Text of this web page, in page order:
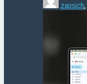
zapsich,